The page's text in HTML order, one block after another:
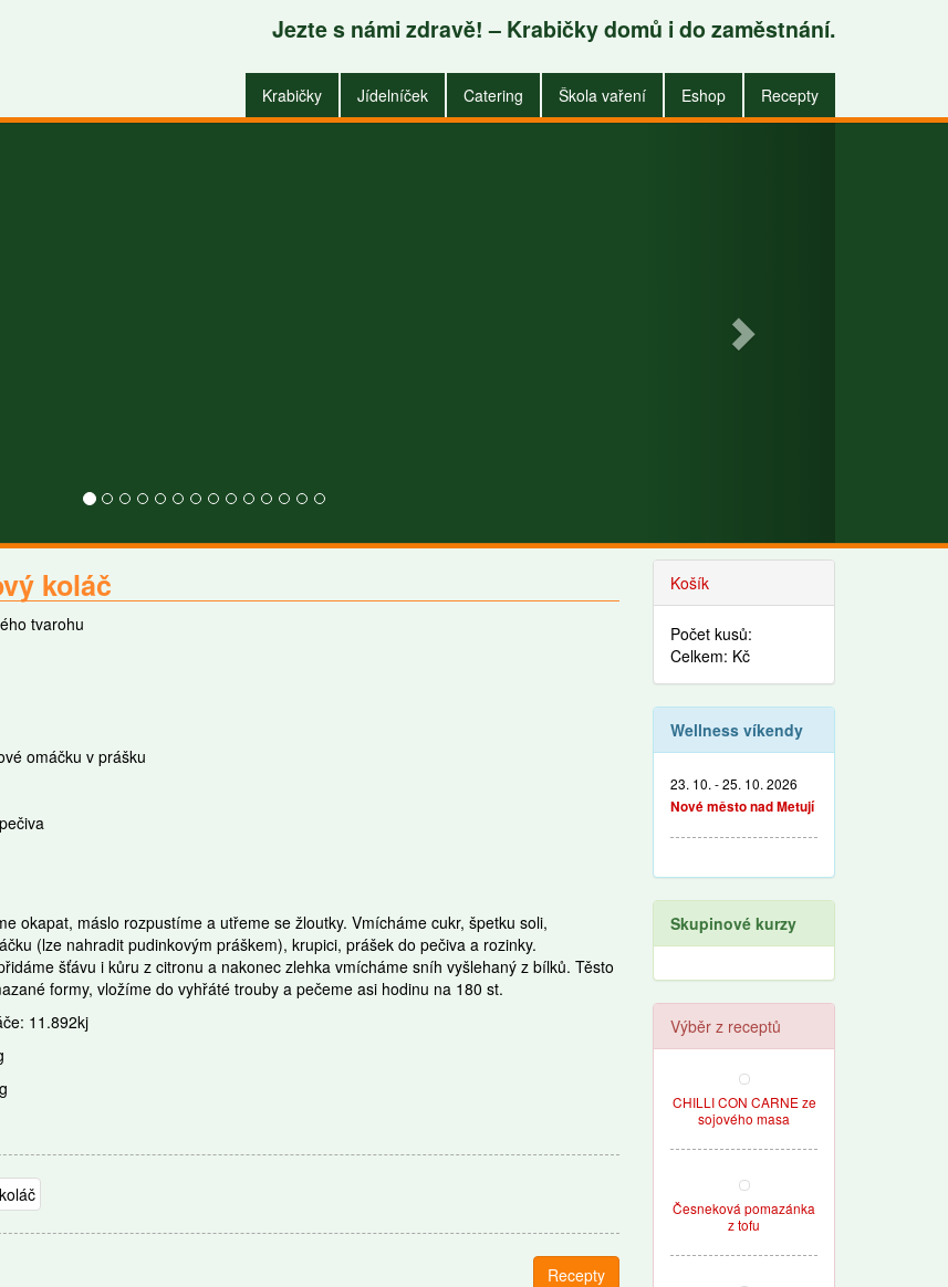
Jezte s námi zdravě! – Krabičky domů i do zaměstnání.
Krabičky Jídelníček Catering Škola vaření Eshop Recepty
do zaměstnání i do domu.
koláč
tvarohu
omáčku v prášku
okapat, máslo rozpustíme a utřeme se žloutky. Vmícháme cukr, špetku soli,
(lze nahradit pudinkovým práškem), krupici, prášek do pečiva a rozinky.
šťávu i kůru z citronu a nakonec zlehka vmícháme sníh vyšlehaný z bílků. Těsto
formy, vložíme do vyhřáté trouby a pečeme asi hodinu na 180 st.
11.892kj
Recepty
Košík
Počet kusů:
Celkem: Kč
Wellness víkendy
23. 10. - 25. 10. 2026
Nové město nad Metují
Skupinové kurzy
Výběr z receptů
CHILLI CON CARNE ze
sojového masa
Česneková pomazánka
z tofu